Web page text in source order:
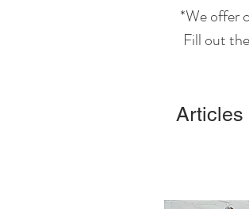
*We offer
Fill out
Articles